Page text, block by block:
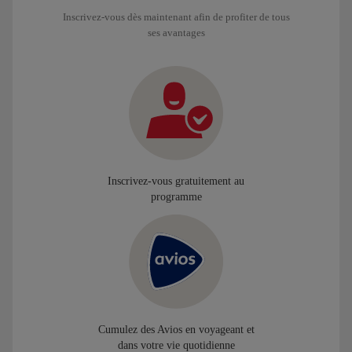
Inscrivez-vous dès maintenant afin de profiter de tous
ses avantages
Inscrivez-vous gratuitement au
programme
Cumulez des Avios en voyageant et
dans votre vie quotidienne